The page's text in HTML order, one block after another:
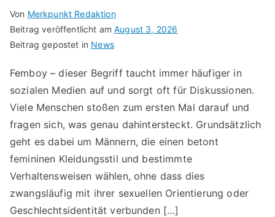
Von Merkpunkt Redaktion
Beitrag veröffentlicht amAugust 3, 2026
Beitrag gepostet in News
Femboy – dieser Begriff taucht immer häufiger in
sozialen Medien auf und sorgt oft für Diskussionen.
Viele Menschen stoßen zum ersten Mal darauf und
fragen sich, was genau dahintersteckt. Grundsätzlich
geht es dabei um Männern, die einen betont
femininen Kleidungsstil und bestimmte
Verhaltensweisen wählen, ohne dass dies
zwangsläufig mit ihrer sexuellen Orientierung oder
Geschlechtsidentität verbunden […]